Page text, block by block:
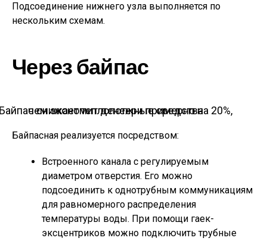
Подсоединение нижнего узла выполняется по
нескольким схемам.
Через байпас
Байпас снижает теплопотери примерно на 20%, чем экономит денежные средства
Байпасная реализуется посредством:
Встроенного канала с регулируемым
диаметром отверстия. Его можно
подсоединить к однотрубным коммуникациям
для равномерного распределения
температуры воды. При помощи гаек-
эксцентриков можно подключить трубные